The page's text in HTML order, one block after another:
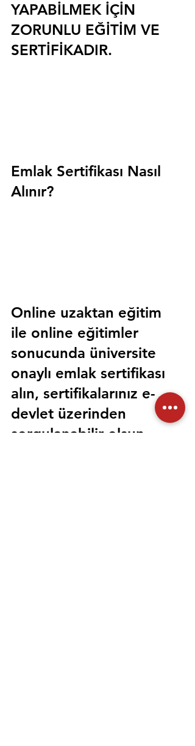
YAPABİLMEK İÇİN
ZORUNLU EĞİTİM VE
SERTİFİKADIR.
Emlak Sertifikası Nasıl
Alınır?
Online uzaktan eğitim
ile online eğitimler
sonucunda üniversite
onaylı emlak sertifikası
alın, sertifikalarınız e-
devlet üzerinden
sorgulanabilir olsun.